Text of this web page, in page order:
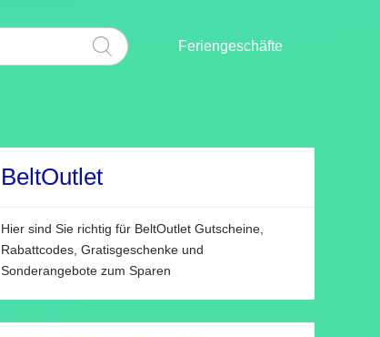
Feriengeschäfte
BeltOutlet
Hier sind Sie richtig für BeltOutlet Gutscheine,
Rabattcodes, Gratisgeschenke und
Sonderangebote zum Sparen